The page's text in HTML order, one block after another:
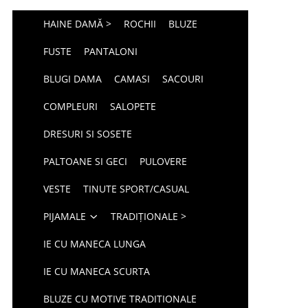
HAINE DAMĂ > ROCHII BLUZE
FUSTE PANTALONI
BLUGI DAMA CAMASI SACOURI
COMPLEURI SALOPETE
DRESURI SI SOSETE
PALTOANE SI GECI PULOVERE
VESTE TINUTE SPORT/CASUAL
PIJAMALE TRADIȚIONALE >
IE CU MANECA LUNGA
IE CU MANECA SCURTA
BLUZE CU MOTIVE TRADITIONALE